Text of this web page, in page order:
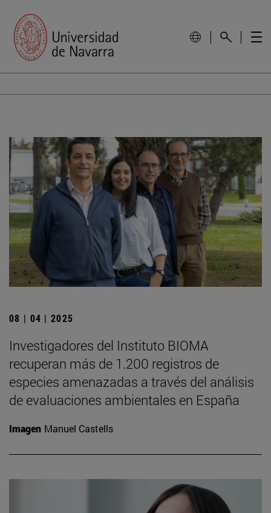
08 | 04 | 2025
Investigadores del Instituto BIOMA
recuperan más de 1.200 registros de
especies amenazadas a través del análisis
de evaluaciones ambientales en España
Imagen Manuel Castells